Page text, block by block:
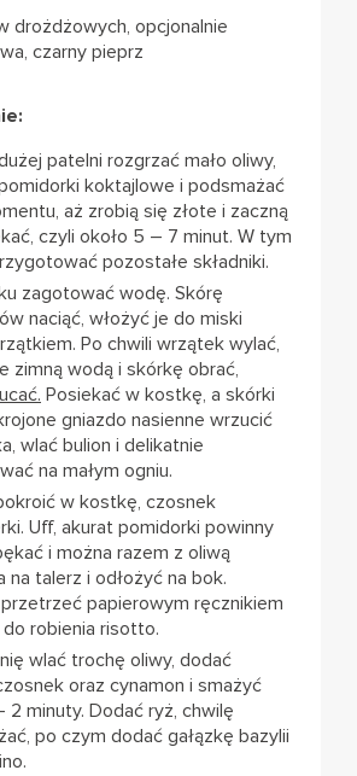
drożdżowych, opcjonalnie
czarny pieprz
patelni rozgrzać mało oliwy,
koktajlowe i podsmażać
aż zrobią się złote i zaczną
czyli około 5 – 7 minut. W tym
pozostałe składniki.
zagotować wodę. Skórę
naciąć, włożyć je do miski
Po chwili wrzątek wylać,
zimną wodą i skórkę obrać,
Posiekać w kostkę, a skórki
gniazdo nasienne wrzucić
wlać bulion i delikatnie
na małym ogniu.
w kostkę, czosnek
Uff, akurat pomidorki powinny
i można razem z oliwą
na talerz i odłożyć na bok.
papierowym ręcznikiem
robienia risotto.
wlać trochę oliwy, dodać
oraz cynamon i smażyć
2 minuty. Dodać ryż, chwilę
po czym dodać gałązkę bazylii